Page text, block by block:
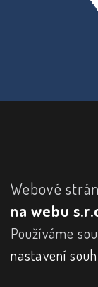
Webové
na webu
Používáme
nastavení